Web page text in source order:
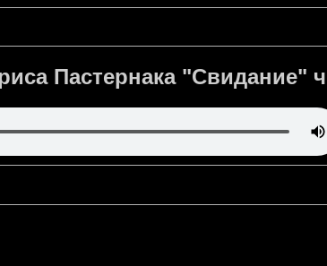
Пастернака "Свидание"